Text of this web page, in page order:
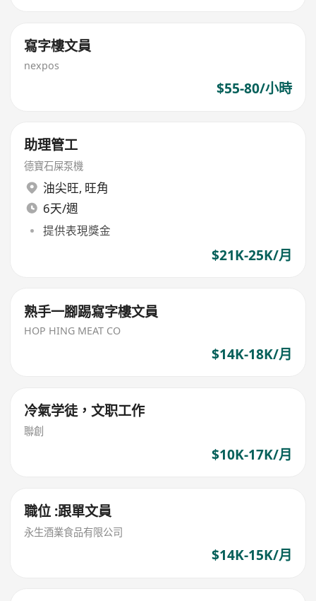
寫字樓文員
nexpos
$55-80/小時
助理管工
德寶石屎泵機
油尖旺, 旺角
6天/週
提供表現獎金
$21K-25K/月
熟手一腳踢寫字樓文員
HOP HING MEAT CO
$14K-18K/月
冷氣学徒，文职工作
聯創
$10K-17K/月
職位 :跟單文員
永生酒業食品有限公司
$14K-15K/月